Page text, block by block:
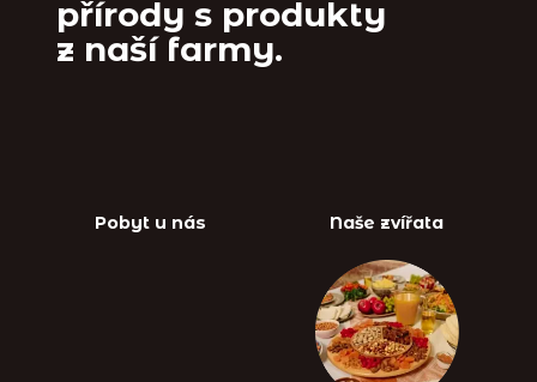
přírody s produkty
z naší farmy.
Pobyt u nás Naše zvířata